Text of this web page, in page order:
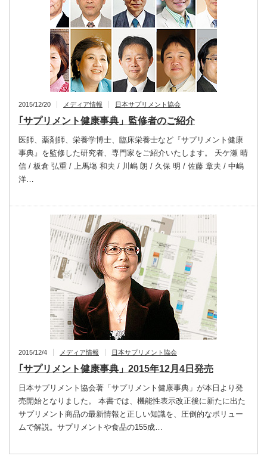
2015/12/20 メディア情報 日本サプリメント協会
｢サプリメント健康事典」監修者のご紹介
医師、薬剤師、栄養学博士、臨床栄養士など『サプリメント健康
事典』を監修した研究者、専門家をご紹介いたします。 天ケ瀬 晴
信 / 板倉 弘重 / 上馬塲 和夫 / 川嶋 朗 / 久保 明 / 佐藤 章夫 / 中嶋
洋…
2015/12/4 メディア情報 日本サプリメント協会
｢サプリメント健康事典」2015年12月4日発売
日本サプリメント協会著「サプリメント健康事典」が本日より発
売開始となりました。 本書では、機能性表示改正後に新たに出た
サプリメント商品の最新情報と正しい知識を、圧倒的なボリュー
ムで解説。サプリメントや食品の155成…